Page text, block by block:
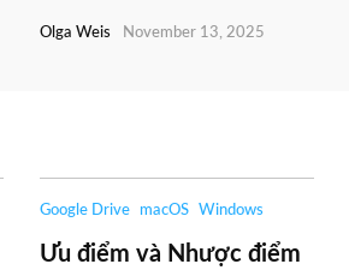
Olga Weis November 13, 2025
Google Drive macOS Windows
Ưu điểm và Nhược điểm